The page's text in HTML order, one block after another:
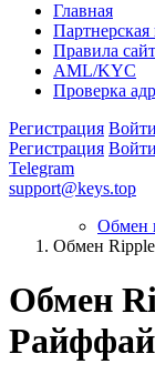
Главная
Правила
AML/KYC
Проверка
Регистрация Войти
Регистрация Войти
Telegram
support@keys.top
Обмен
Обмен
Обмен